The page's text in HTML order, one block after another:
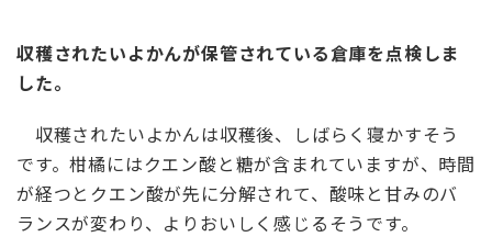
収穫されたいよかんが保管されている倉庫を点検しま
した。
収穫されたいよかんは収穫後、しばらく寝かすそう
です。柑橘にはクエン酸と糖が含まれていますが、時間
が経つとクエン酸が先に分解されて、酸味と甘みのバ
ランスが変わり、よりおいしく感じるそうです。